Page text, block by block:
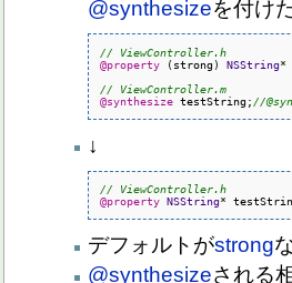
@synthesizeを付け
// ViewController.h
@property
(strong) NSString*
// ViewController.m
@synthesize testString; //
↓
// ViewController.h
@property NSString*
デフォルトがstrong
@synthesizeされる